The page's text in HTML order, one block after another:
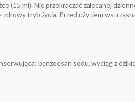
(15 ml). Nie przekraczać zalecanej
tryb życia. Przed użyciem
benzoesan sodu, wyciąg z